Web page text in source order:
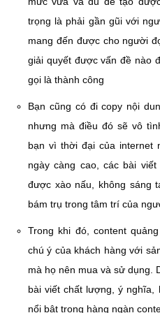
trọng là phải gần gũi với
mang đến được cho người
giải quyết được vấn đề nào
gọi là thành công
Bạn cũng có đi copy nội
nhưng mà điều đó sẽ vô
bạn vì thời đại của internet
ngày càng cao, các bài
được xào nấu, không sáng
bám trụ trong tâm trí của
Trong khi đó, content
chú ý của khách hàng với
mà họ nên mua và sử dụng.
bài viết chất lượng, ý
nổi bật trong hàng ngàn